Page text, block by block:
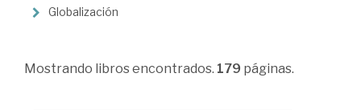
Globalización
Mostrando libros encontrados. 179 páginas.